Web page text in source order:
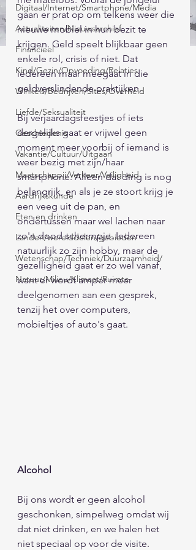
Digitaal/Internet/Smartphone/Media
Actualiteiten/Nieuwsarchief
Financieel
Kind/Gezin/Opvoeding/Relaties
Winkels/Bedrijven/Sites/Overheid
Liefde/Seksualiteit
Geschiedenis
Vakantie/Cultuur/Uitgaan
Maatschappij/Verkeer/Veiligheid
Aardrijkskunde
Eten en drinken
Landen/werelddelen/gebieden
Wetenschap/Techniek/Duurzaamheid/
Natuur/Milieu/Klimaat/Ruimte
gaan er prat op om telkens weer die
nieuwe mobiel in hun bezit te
krijgen. Geld speelt blijkbaar geen
enkele rol, crisis of niet. Dat
iedereen maar meegaat in die
geldverslindende praktijken.
Bij verjaardagsfeestjes of iets
dergelijks gaat er vrijwel geen
moment meer voorbij of iemand is
weer bezig met zijn/haar
smartphone. Alleen dat ding is nog
belangrijk, en als je ze stoort krijg je
een veeg uit de pan, en
ondertussen maar wel lachen naar
zo'n dood schermpje. Iedereen
natuurlijk zo zijn hobby, maar de
gezelligheid gaat er zo wel vanaf,
want er wordt amper meer
deelgenomen aan een gesprek,
tenzij het over computers,
mobieltjes of auto's gaat.
Alcohol
Bij ons wordt er geen alcohol
geschonken, simpelweg omdat wij
dat niet drinken, en we halen het
niet speciaal op voor de visite.